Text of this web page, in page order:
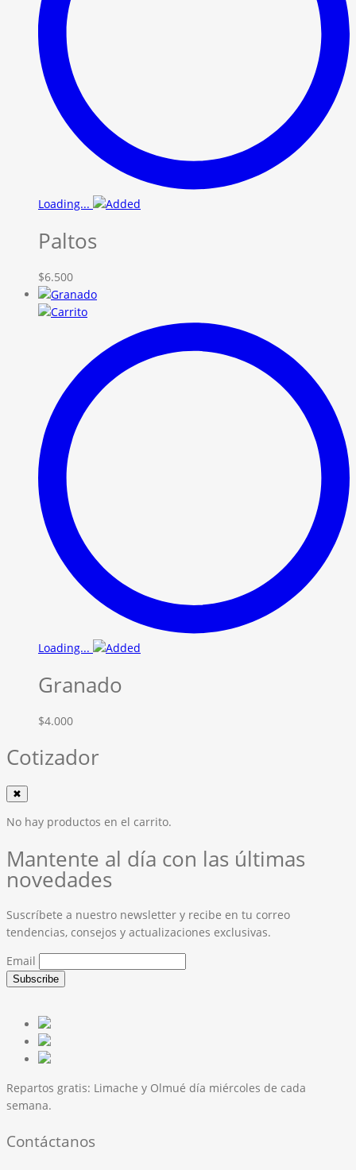
Loading...
Paltos
$6.500
Loading...
Granado
$4.000
Cotizador
✖
No hay productos en el carrito.
Mantente al día con las últimas
novedades
Suscríbete a nuestro newsletter y recibe en tu correo
tendencias, consejos y actualizaciones exclusivas.
Email
Repartos gratis: Limache y Olmué día miércoles de cada
semana.
Contáctanos